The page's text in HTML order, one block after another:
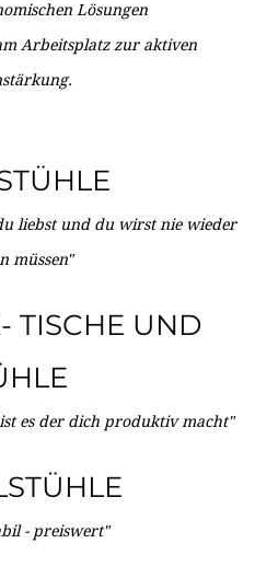
Lösungen
Arbeitsplatz zur aktiven
liebst und du wirst nie wieder
müssen"
TISCHE UND
es der dich produktiv macht"
- preiswert"